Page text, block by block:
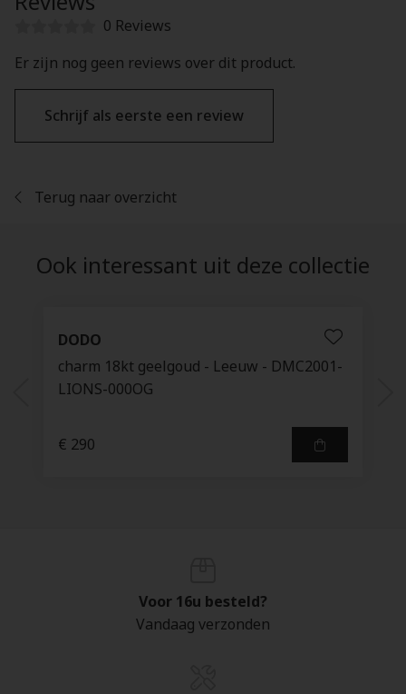
0 Reviews
Er zijn nog geen reviews over dit product.
Schrijf als eerste een review
Terug naar overzicht
Ook interessant uit deze collectie
DODO
charm 18kt geelgoud - Leeuw - DMC2001-
LIONS-000OG
€ 290
Voor 16u besteld?
Vandaag verzonden